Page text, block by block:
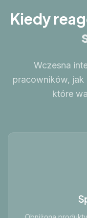
Kiedy
Wczesna
pracowników, jak
które